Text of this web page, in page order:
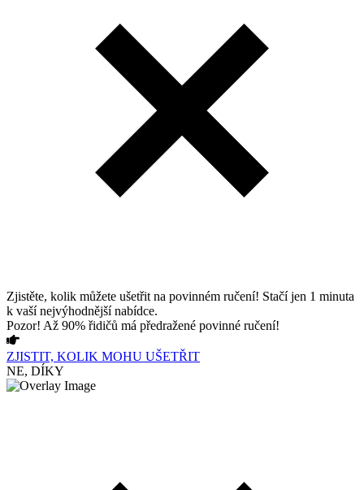
Zjistěte, kolik můžete ušetřit na povinném ručení! Stačí jen 1 minuta
k vaší nejvýhodnější nabídce.
Pozor! Až 90% řidičů má předražené povinné ručení!
ZJISTIT, KOLIK MOHU UŠETŘIT
NE, DÍKY